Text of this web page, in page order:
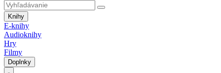
Knihy
E-knihy
Audioknihy
Hry
Filmy
Doplnky